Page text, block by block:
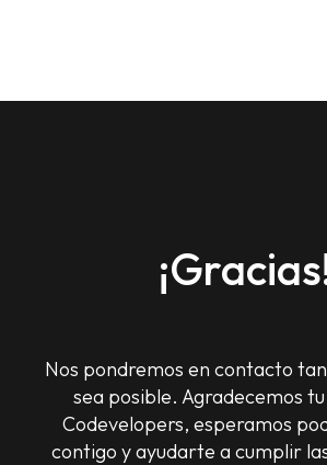
Nos pondremos en contacto
sea posible. Agradecemos
Codevelopers, esperamos
contigo y ayudarte a cumplir